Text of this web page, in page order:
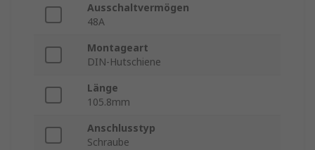
Ausschaltvermögen
48A
Montageart
DIN-Hutschiene
Länge
105.8mm
Anschlusstyp
Schraube